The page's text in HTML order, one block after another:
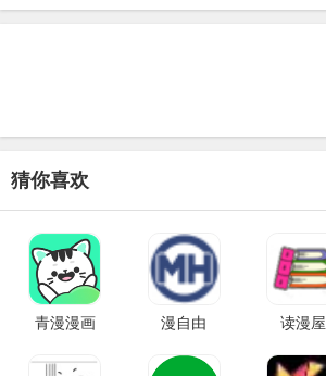
猜你喜欢
青漫漫画 漫自由 读漫屋